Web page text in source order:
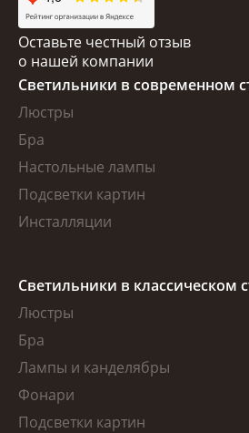
Оставьте честный отзыв
о нашей компании
Светильники в современном
Люстры
Бра
Настольные лампы
Подсветки картин
Инсталляции
Светильники в классическом
Люстры
Бра
Лампы и канделябры
Фонари
Подсветки картин